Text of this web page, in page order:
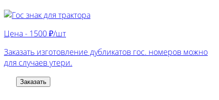
Цена - 1500 ₽/шт
Заказать изготовление дубликатов гос. номеров можно
для случаев утери.
Заказать